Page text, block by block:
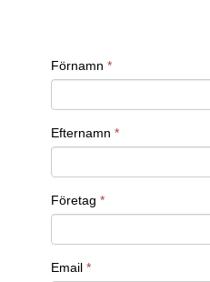
Mekanikkonstruktörer
medicinteknik, där de
och optimera medicinsk
som används för
tekniska kompetens
dessa produkter
Vill du veta mer om hur